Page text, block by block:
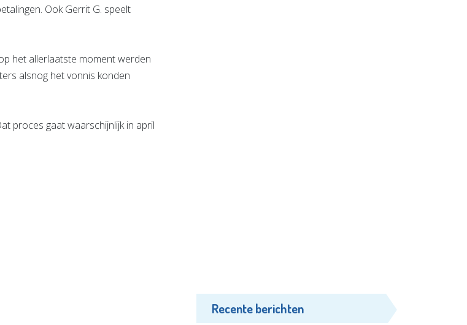
Ook Gerrit G. speelt
het allerlaatste moment werden
alsnog het vonnis konden
proces gaat waarschijnlijk in april
Recente berichten